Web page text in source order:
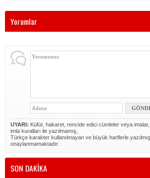
Yorumlar
UYARI: Küfür, hakaret, rencide edici cümleler veya imalar,
imla kuralları ile yazılmamış,
Türkçe karakter kullanılmayan ve büyük harflerle
onaylanmamaktadır.
SON DAKİKA